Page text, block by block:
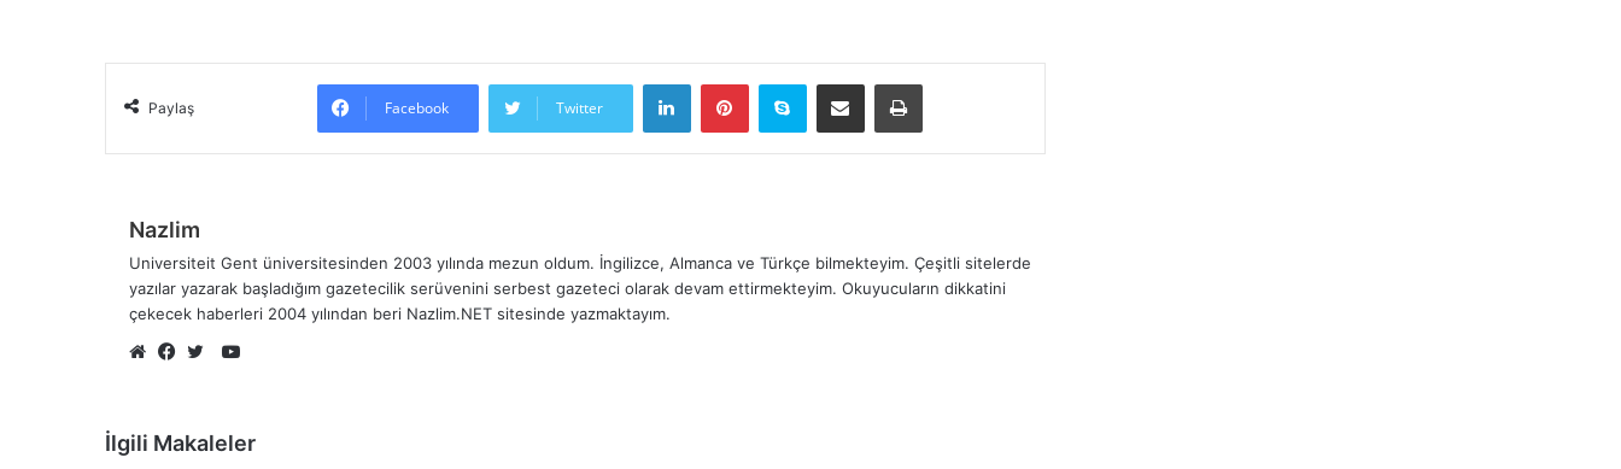
Paylaş Facebook Twitter
LinkedInPinterestSkype E-Posta ile paylaş Yazdır
Nazlim
Universiteit Gent üniversitesinden 2003 yılında mezun oldum. İngilizce, Almanca ve Türkçe bilmekteyim. Çeşitli sitelerde
yazılar yazarak başladığım gazetecilik serüvenini serbest gazeteci olarak devam ettirmekteyim. Okuyucuların dikkatini
çekecek haberleri 2004 yılından beri Nazlim.NET sitesinde yazmaktayım.
YouTube
İlgili Makaleler